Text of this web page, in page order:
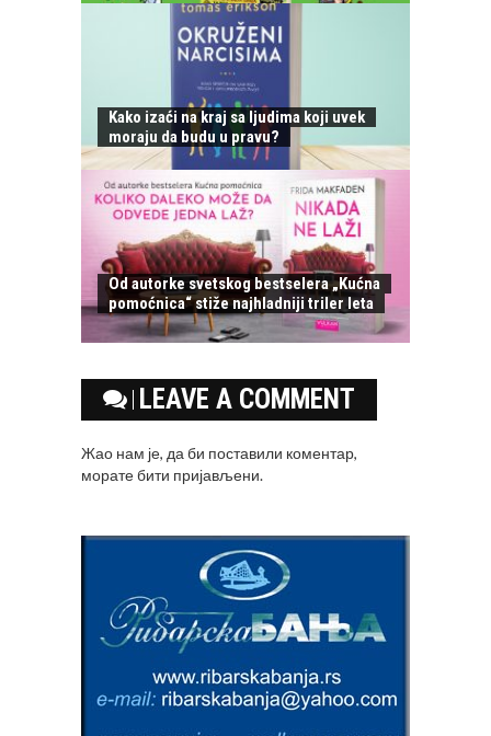
Kako izaći na kraj sa ljudima koji uvek
moraju da budu u pravu?
Od autorke svetskog bestselera „Kućna
pomoćnica“ stiže najhladniji triler leta
LEAVE A COMMENT
Жао нам је, да би поставили коментар,
моратебити пријављени.